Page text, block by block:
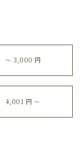
〜 3,000 円
4,001 円 〜